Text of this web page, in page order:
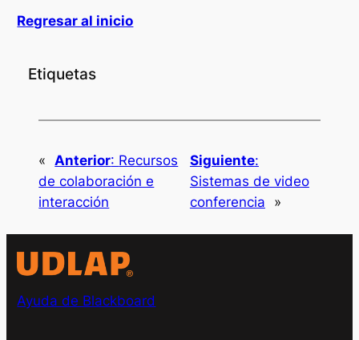
Regresar al inicio
Etiquetas
« Anterior: Recursos
de colaboración e
interacción
Siguiente:
Sistemas de video
conferencia
»
Ayuda de Blackboard